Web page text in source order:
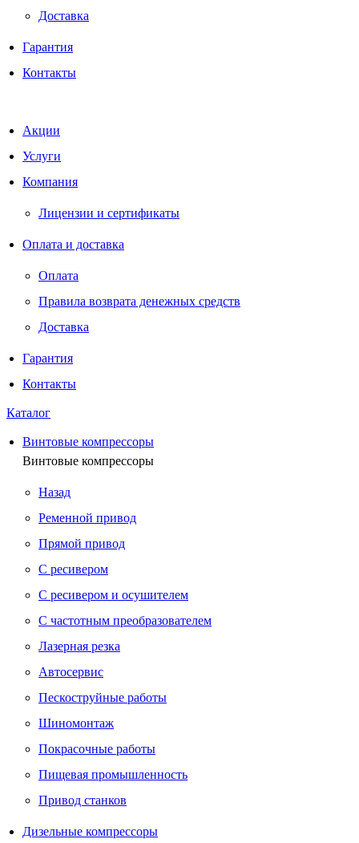
Доставка
Гарантия
Контакты
Акции
Услуги
Компания
Лицензии и сертификаты
Оплата и доставка
Оплата
Правила возврата денежных средств
Доставка
Гарантия
Контакты
Каталог
Винтовые компрессоры
Винтовые компрессоры
Назад
Ременной привод
Прямой привод
С ресивером
С ресивером и осушителем
С частотным преобразователем
Лазерная резка
Автосервис
Пескоструйные работы
Шиномонтаж
Покрасочные работы
Пищевая промышленность
Привод станков
Дизельные компрессоры